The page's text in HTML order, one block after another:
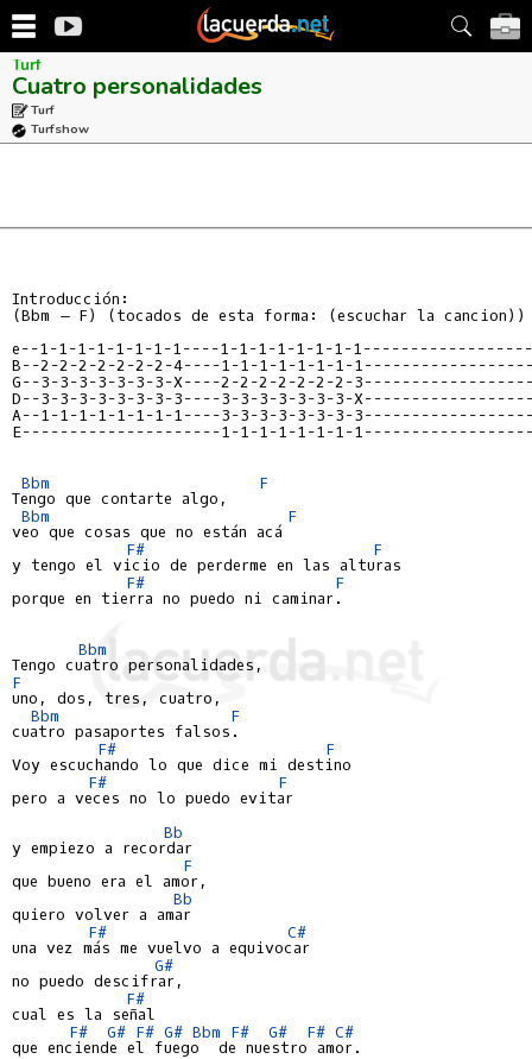
Turf
Cuatro personalidades
Turf
Turfshow
Introducción:
(Bbm – F) (tocados de esta forma: (escuchar la cancion))
e--1-1-1-1-1-1-1-1----1-1-1-1-1-1-1-1------------------
B--2-2-2-2-2-2-2-4----1-1-1-1-1-1-1-
G--3-3-3-3-3-3-3-X----2-2-2-2-2-2-2-
D--3-3-3-3-3-3-3-3----3-3-3-3-3-3-3-
A--1-1-1-1-1-1-1-1----3-3-3-3-3-3-3-
E---------------------1-1-1-1-1-1-1-
Bbm
F
Tengo que contarte algo,
Bbm
F
veo que cosas que no están acá
F#
F
y tengo el vicio de perderme en las alturas
F#
F
porque en tierra no puedo ni caminar.
Bbm
F
uno, dos, tres, cuatro,
Bbm
F
cuatro pasaportes falsos.
F#
F
Voy escuchando lo que dice mi destino
F#
F
pero a veces no lo puedo evitar
Bb
y empiezo a recordar
F
que bueno era el amor,
Bb
quiero volver a amar
F#
C#
una vez más me vuelvo a equivocar
G#
no puedo descifrar,
F#
cual es la señal
F#
G# F# G# Bbm F# G# F# C#
que enciende el fuego  de nuestro amor.